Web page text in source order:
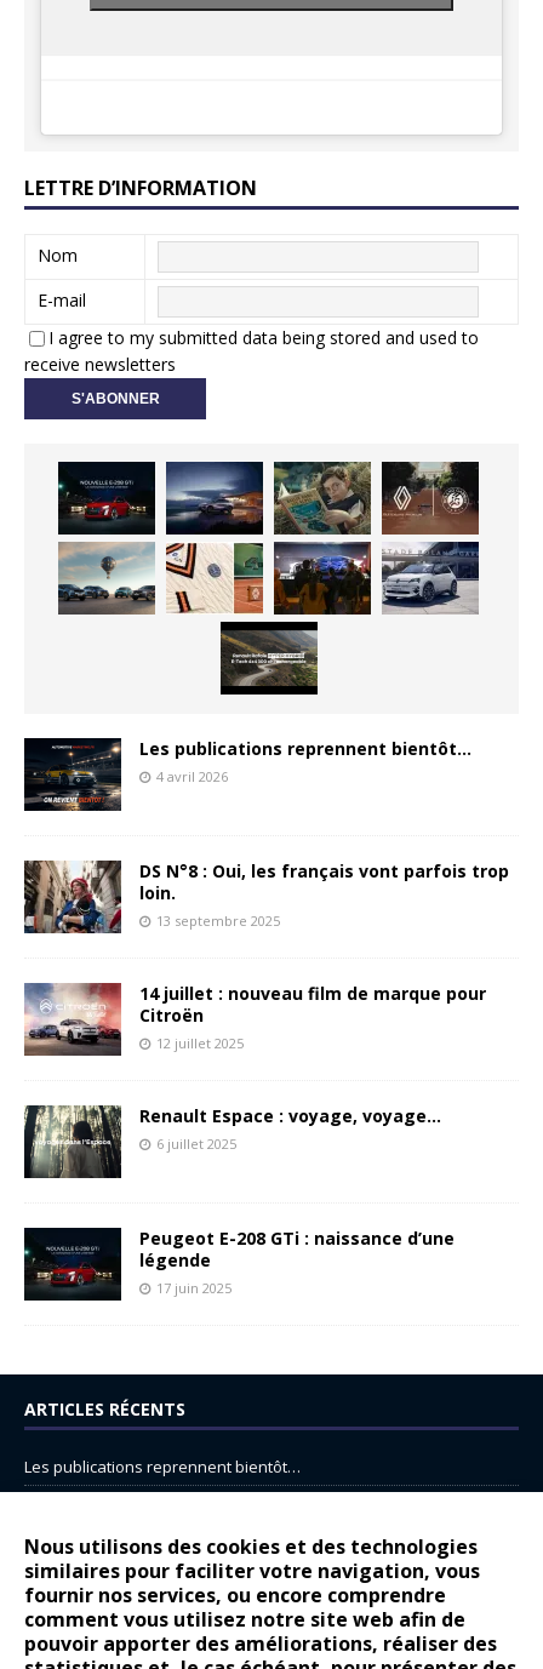
Nous utilisons des cookies et des technologies
similaires pour faciliter votre navigation, vous
fournir nos services, ou encore comprendre
comment vous utilisez notre site web afin de
pouvoir apporter des améliorations, réaliser des
LETTRE D’INFORMATION
Nom
E-mail
I agree to my submitted data being stored and used to
receive newsletters
Les publications reprennent bientôt…
4 avril 2026
DS N°8 : Oui, les français vont parfois trop
loin.
13 septembre 2025
14 juillet : nouveau film de marque pour
Citroën
12 juillet 2025
Renault Espace : voyage, voyage…
6 juillet 2025
Peugeot E-208 GTi : naissance d’une
légende
17 juin 2025
ARTICLES RÉCENTS
Les publications reprennent bientôt…
14 juillet : nouveau film de marque pour Citroën
Renault Espace : voyage, voyage…
Peugeot E-208 GTi : naissance d’une légende